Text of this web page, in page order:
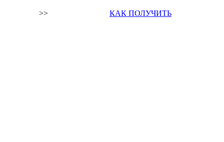
>> КАК ПОЛУЧИТЬ